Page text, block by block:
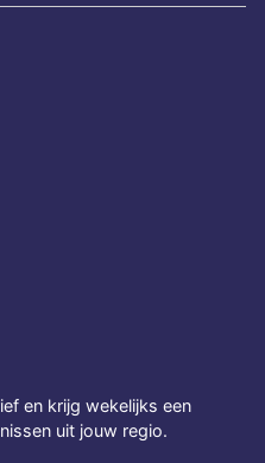
en krijg wekelijks een
uit jouw regio.